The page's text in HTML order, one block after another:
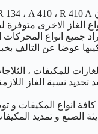
الغاز الاخرى متوفرة
جميع انواع المحركات
عوضا عن التالف
للمكيفات ،
تحديد نسبة الغاز
انواع المكيفات و
الصنع و تمديد